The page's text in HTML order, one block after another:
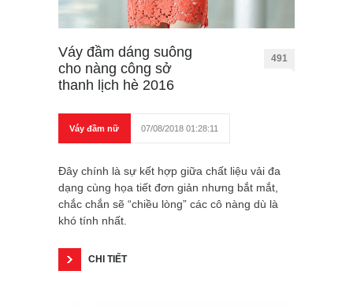
Váy đầm dáng suông
cho nàng công sở
thanh lịch hè 2016
491
Váy đầm nữ 07/08/2018 01:28:11
Đây chính là sự kết hợp giữa chất liệu vải đa
dạng cùng họa tiết đơn giản nhưng bắt mắt,
chắc chắn sẽ “chiều lòng” các cô nàng dù là
khó tính nhất.
CHI TIẾT